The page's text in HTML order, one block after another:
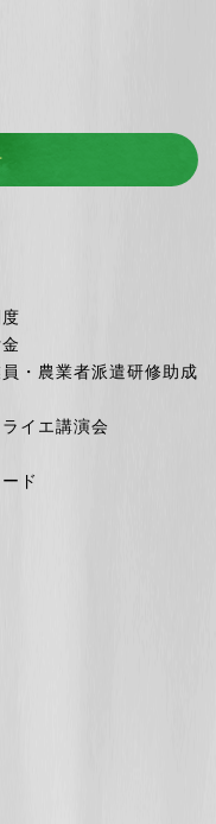
・農業者派遣研修助成
イエ講演会
ド